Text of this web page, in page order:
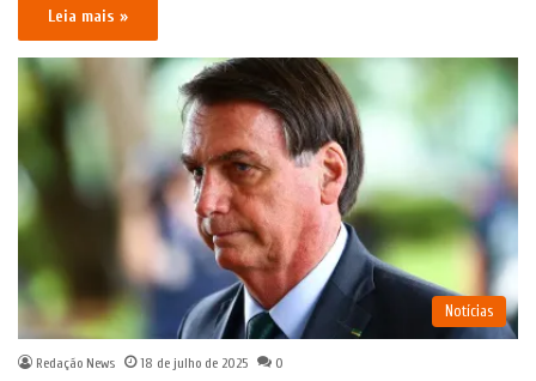
Leia mais »
Notícias
Redação News 18 de julho de 2025 0